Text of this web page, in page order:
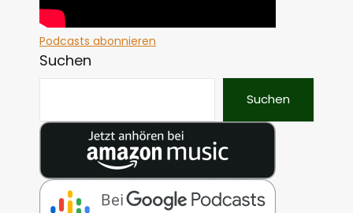
Podcasts abonnieren
Suchen
Suchen